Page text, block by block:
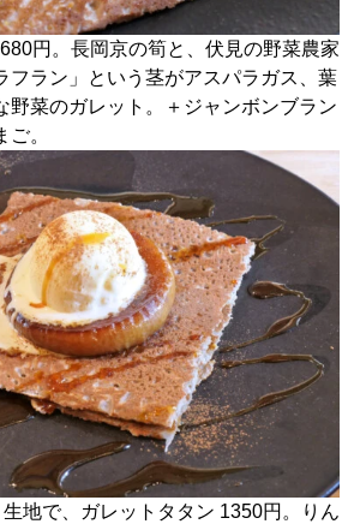
円。長岡京の筍と、伏見の野菜農家
フラン」という茎がアスパラガス、葉
野菜のガレット。＋ジャンボンブラン
。
地で、ガレットタタン 1350円。りん